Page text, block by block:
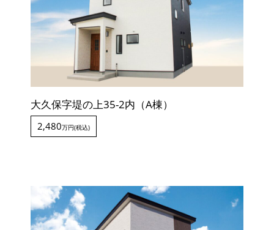
大久保字堤の上35-2内（A棟）
2,480万円(税込)